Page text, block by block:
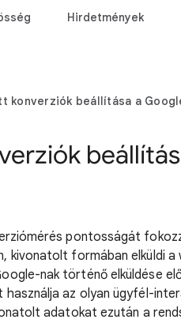
Hirdetmények
konverziók beállítása a
pontosságát
kivonatolt formában elküldi a
nak történő elküldése
az olyan ügyfél-
adatokat ezután a